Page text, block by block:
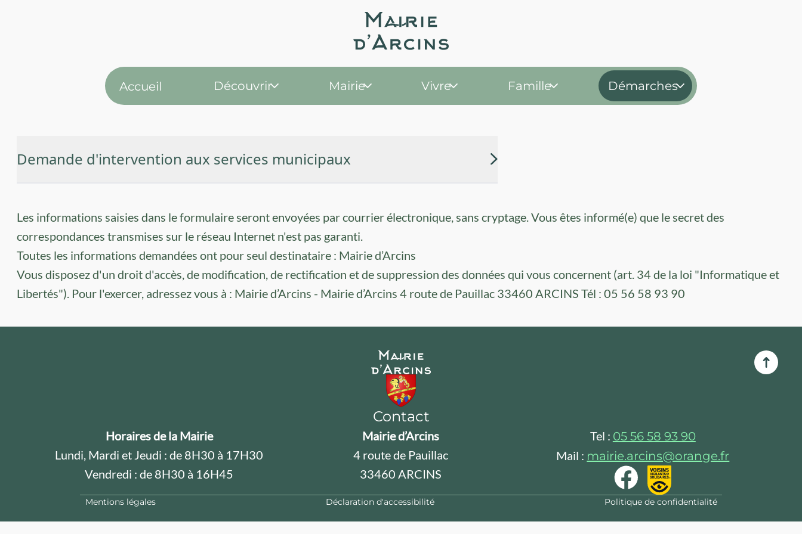
Accueil Découvrir Mairie Vivre Famille Démarches
Demande d'intervention aux services municipaux
Les informations saisies dans le formulaire seront envoyées par courrier électronique, sans cryptage. Vous êtes informé(e) que le secret des
correspondances transmises sur le réseau Internet n'est pas garanti.
Toutes les informations demandées ont pour seul destinataire : Mairie d’Arcins
Vous disposez d'un droit d'accès, de modification, de rectification et de suppression des données qui vous concernent (art. 34 de la loi "Informatique et
Libertés"). Pour l'exercer, adressez vous à : Mairie d’Arcins - Mairie d’Arcins 4 route de Pauillac 33460 ARCINS Tél : 05 56 58 93 90
Contact
Horaires de la Mairie
Lundi, Mardi et Jeudi : de 8H30 à 17H30
Vendredi : de 8H30 à 16H45
Mairie d’Arcins
4 route de Pauillac
33460 ARCINS
Tel : 05 56 58 93 90
Mail : mairie.arcins@orange.fr
Mentions légales Déclaration d'accessibilité Politique de confidentialité